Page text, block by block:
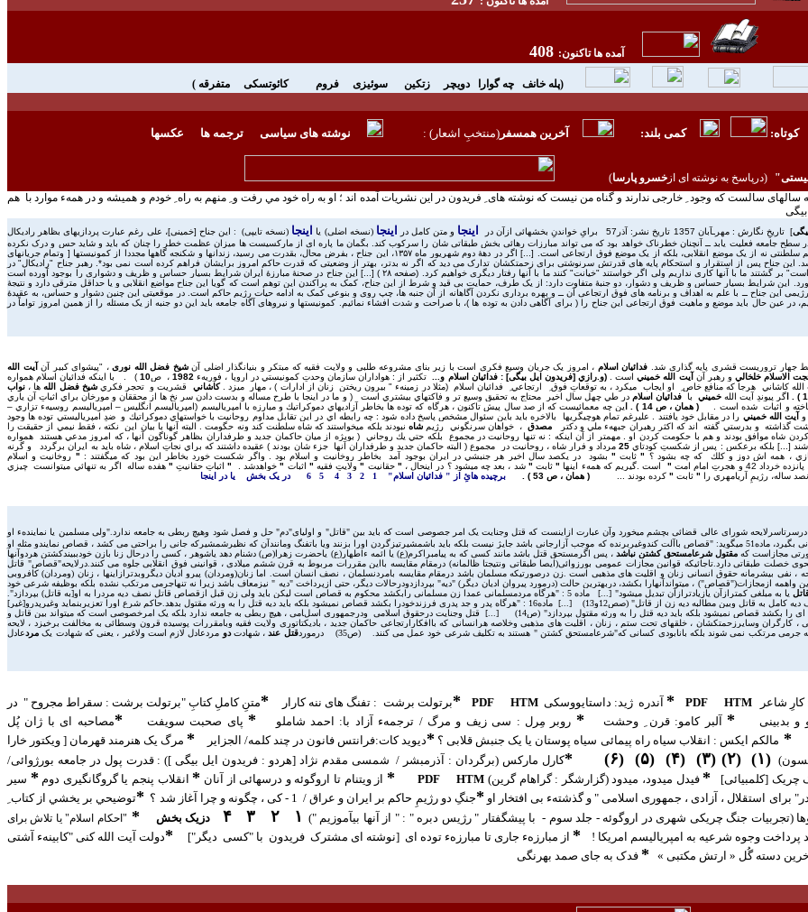
مده ها تاکنون: 408
(پله خانف چه گوارا دويچر زتکين سوئيزی فروم کائوتسکی متفرقه )
کوتاه: کمی بلند: آخرين همسفر (منتخبِ اشعار) : نوشته های سياسی ترجمه ها عکسها
"
(درپاسخ به نوشته ای ازخسرو پارسا)
سالهای سالست که وجود ِ خارجی ندارند و گناه من نیست که نوشته ھای ِ فريدون در اين نشريات آمده اند ؛ او به راه خود مي رفت و ِ منھم به راه ِ خودم و ھمیشه و در ھمهء موارد با هم
]تاريخِ نگارش : مهرـآبان 1357 تاريخ نشر: آذر57 برایِ خواندنِ بخشهائی ازآن در اينجا و متن کامل در اينجا (نسخه اضلی) يا اينجا (نسخه تايپی) : این جناح [خمينی]، علی رغم عبارت پردازیهای بظاهر رادیکال
سطح جامعه فعلیت یابد ــ آنچنان خطرناک خواهد بود که می تواند مبارزات رهائی بخش طبقاتی شان را سرکوب کند. بگمان ما پاره ای از مارکسیست ها میزان عظمت خطر را چنان که باید و شاید حس و درک نکرده
سلطنتی نه از یک موضع انقلابی، بلکه از یک موضع فوق ارتجاعی است.
[...] اگر در دهۀ دوم شهریور ماه ۱۳۵۷، این جناح ، بفرض محال، بقدرت می رسید، زندانها و شکنجه گاهها مجددا از کمونیستها [ وتمامِ جريانهای
جناح پس از استقرار و استحکام پایه های قدرتش سرنوشتی برای زحمتکشان تدارک می دید که اگر نه بدتر، بهتر از وضعیتی که قدرت حاکم امروز برایشان فراهم کرده است نمی بود*. رهبر جناح "رادیکال" در
مصاحبه با بخش فارسی رادیوی بی. بی. سی (در ۱۷ اکتبر ۷۸) اظهار داشت که اگر کمونیستها "براه راست" بر گشتند ما با آنها کاری نداریم ولی اگر خواستند "خیانت" کنند ما با آنها رفتار دیگری خواهیم کرد. (صفحه ۲۸ ) [...] این جناح در صحنۀ مبارزۀ ایران شرایط بسیار حساس و ظریف و دشواری را بوجود آورده است
آورد. این شرایط بسیار حساس و ظریف و دشوار، دو جنبۀ متفاوت دارد: از یک طرف، حمایت بی قید و شرط از این جناح، کمک به پراکندن این توهم است که گویا این جناح مواضع انقلابی و یا حداقل مترقی دارد و نتیجۀ
این جناح ــ با علم به اهداف و برنامه های فوق ارتجاعی آن ــ و بهره برداری نکردن آگاهانه از آن جنبه ها، چپ روی و بنوعی کمک به ادامه حیات رژیم حاکم است. در موقعیتی این چنین دشوار و حساس، به عقیدۀ
حال باید موضع و ماهیت فوق ارتجاعی این جناح را ( برای آگاهی دادن به توده ها )، با صراحت و شدت افشاء نمائیم. کمونیستها و نیروهای آگاه جامعه باید این دو جنبه از یک مسئله را از همین امروز تواماً در
جهار تروريست قشری پايه گذاری شد. فدائيان اسلام ، امروز يک جريان وسيع فکری است با زير بنای مشروعه طلبی و ولايت فقيه که مبتکر و بنيانگذار اضلی آنشيخ فضل الله نوری، "پيشوای کبير آن آيت الله
الاسلام خلخالي و رهبر آن آيت الله خميني است . (و.رازي[فريدون ايل بيگی] : فدائيانِ اسلام و... تكثير از : هوادارانِ سازمانِ وحدتِ كمونيستي در اروپا ، فوريهء ، ص10 ) . با اينكه فدائيانِ اسلام همواره
الله كاشاني هرجا كه منافعِ خاص ِ او ايجاب ميكرد ، به توقعاتِ فوق ِ ارتجاعي ِ فدائيان اسلام (مثلا در زمينهء " بيرون ريختنِ زنان از ادارات ) ، مهار ميزد .كاشاني قشريت و تحجر فكريشيخ فضل الله ها ، نواب
گر پيوندِ آيت الله خميني با فدائيانِ اسلام در طيِ چهل سالِ اخير محتاج به تحقيقِ وسيع تر و فاكتهايِ بيشتري است ( و ما در اينجا با طرحِ مساله و بدست دادنِ سر نخ ها از محققان و مورخان برايِ اثباتِ آن ياري
و اثبات شده است . ( همان ، ص 14 ) .
ين چه معمائيست كه از صد سالِ پيش تاكنون ، هرگاه كه توده ها بخاطرِ آزاديهايِ دموكراتيك و مبارزه با امپرياليسم (امپرياليسمِ انگليس – امپرياليسمِ روسيهء تزاري –
و آيت الله خميني را در مقابلِ خود يافتند . عليرغمِ تمامِ هوچيگريها بالاخره بايد باين سئوال مشخص پاسخ داده شود : چه رابطه اي در اين تقابل مداومِ روحانيت با خواستهايِ دموكراتيك و ضدِ امپرياليستيِ توده ها وجود
گذاشته و بدرستي گفته اند كه اكثرِ رهبرانِ جبههء ملي و دكتر مصدق ، خواهانِ سرنگونيِ رژيمِ شاه نبودند بلكه ميخواستند كه شاه سلطنت كند ونه حگومت . البته آنها با بيانِ اين نكته ، فقط نيمي از حقيقت را
شاه موافق بودند و هم با حكومت كردنِ او . مهمتر از آن اينكه : نه تنها روحانيت در مجموع بلكه حتي يك روحاني
( بويژه از ميانِ حاكمانِ جديد و طرفدارانِ بظاهر گوناگونِ آنها ، كه امروز مدعي هستند همواره
باشند [...] بلكه برعكس : پس از شكستِ كودتايِ 25مرداد و فرار شاه ، روحانيت در مجموع ( البته حاكمانِ جديد و طرفدارانِ آنها جزء شان بودند ) عقيده داشتند كه برايِ نجاتِ اسلام ، شاه بايد به ايران برگردد و گرنه
، همه اش دوز و كلك كه چه بشود ؟ "ثابت " بشود در يكصد سالِ اخير هر جنبشي در ايران بوجود آمد بخاطرِ روخانيت و اسلام بود . واگر شكست خورد بخاطرِ اين بود كه ميگفتند : " روخانيت و اسلام
و هجرتِ امامِ امت " است .گيريم كه همهء اينها "ثابت "شد ، بعد چه ميشود ؟ در اينحال ، " حقانيت "ولايتِ فقيه " اثبات "خواهدشد . "اثباتِ حقانيتِ " هفده ساله اگر به تنهائي ميتوانست چيزي
ساله، رژيمِ آريامهري را " ثابت " كرده بودند ... ( همان ، ص 53 ) . برچيده هائِ از " فدائيان اسلام" 1
2
3
4
5
6 در یک بخش يا در اينجا
شورای عالی قضائی بچشم ميخورد وآن عبارت ازاينست که قتل وجنايت يک امر جصوصی است که بايد بين "قاتل" و اوليای"دم" حل و فصل شود وهيچ ربطی به جامعه ندارد."ولی مسلمين يا نمايندهء او
) برای اينکه چهره عدل اسلامی مخدوش نگرددقصاص سيمای انسانی بگيرد، ماده51 ميگويد: "قصاص باآلت کندوغيربرنده که موجب آزارجانی باشد جايژ نيست بلکه بايد باشمشيرتيزگردن اورا بزنند ويا باتفنگ ومانندآن که نظيرشمشيرکه جانی را براحتی می کشد ، قصاص نمايندو مثله او
مقتول شرعامستحق کشتن نباشد ، پس اگرمستحق قتل باشد مانند کسی که به پيامبراکرم(ع) يا ائمه ءاطهار(ع) ياحضرت زهرا(ص) دشنام دهد ياشوهر ، کسی را درحال زنا بازن خودببيندکشتن هردوآنها
طبقاتی دارد.تاجائيکه قوانين مجازات عمومی بورزوائی(ايصا طبقاتی ونتیجتا ظالمانه) درمقام مقايسه بااين مقررات مربوط به قرن ششم ميلادی ، قوانينی فوق انقلابی جلوه می کنند.درلايحه"قصاص" قاتل
، نفی بيشرمانه حقوق انسانی زنان و اقليت های مذهبی است .زن درصورتيکه مسلمان باشد درمقام مقايسه بامردنسلمان ، نصف انسان است. اما زنان(ومردان) پيرو اديان ديگروبدترازاينها ، زنان (ومردان) کافروبی
ازمجازات("قصاص") ، ميتواندآنهارا بکشد، دربهترين حالت (درمورد پيروان اديان ديگر) "ديه" بپردازدودرحالات ديگر، حتی ازپرداخت "ديه " نيزمعاف باشد زيرا نه تنهاجرمی مرتکب نشده بلکه بوظيفه شرعی خود
يا به مبلغی کمترازآن يازيادترازآن تبديل ميشود" [...] ماده 5 : "هرگاه مردمسلمانی عمدا زن مسلمانی رابکشد محکوم به قصاص است ليکن بايد ولی زن قبل ازقصاص قاتل نصف دیه مردرا به او[به قاتل) بپردازد".
[...] ماده 46 : "هرگاه مردی زنی را بقتل رساند ول [يعنی ورثه]مخيراست بين قصاص ياپرداخت نصف ديه کامل به قاتل وبين مطالبه ديه زن از قاتل" (صص12و13) [...] ماده16 : "هرگاه پدر و جد پدری فرزندخودرا بکشد قصاص نميشود بلکه بايد ديه قتل را به ورثه مقتول بدهد.حاکم شرع اورا تعزيربنمايد وغيرپدرو[غير]
جدپدری [ازجمله مادر و جدمادری] مانند ديگران قصاص ميشوند" (ص13) ماده 18 : "هرگاه عاقل ديوانه ای را بکشد قصاص نميشود بلکه باید ديه قتل را به ورثه مقتول بپردازد" (ص14) [...] قتل وجنايت درحقوق اسلامی ودرجمهوری اسلامی ، هيچ ربطی به جامعه ندارد بلکه يک امرخصوصی است که ميتواند بين قاتل و
وسايرزحمتکشان ، خلقهای تحت ستم ، زنان ، اقليت های مذهبی وخلاصه هرانسانی که باافکارارتجاعی حاکمان جديد ، باديکتاتوری ولايت فقيه وبامقررات پوسيده قرون وسطائی به مخالفت برخيزد ، لايحه
جرمی مرتکب نمی شوند بلکه بانابودی کسانی که"شرعامستحق کشتن " هستند به تکليف شرعی خود عمل می کنند. (ص35) درمورد
قتل عند، شهادتدو مردعادل لازم است ولاغير ، يعنی که شهادت يک مردعادل
کارِ شاعر PDF HTM
* آندره ژيد: داستايووسکی PDF HTM
*برتولت برشت : تفنگ های ننه کارار *متنِ کاملِ کتابِ "برتولت برشت : سقراط مجروح " در
و بدبينی * آلبر کامو:قرن ِ وحشت * روبر مِرل : سی زيف و مرگ / ترجمهء آزاد با: احمد شاملو * پای صحبت سویفت *مصاحبه ای با ژان پُل
* مالکم ایکس : انقلاب سياه راه پيمائی سياه پوستان يا يک جنبش قلابی ؟ *ديويد کات:فرانتس فانون در چند کلمه/ الجزاير * مرگ يک هنرمند قهرمان [ ويکتور خارا
(۱)
(۲)
(۳)
(۴)
(۵)
(۶)
*کارل مارکس (برگردان : آذرمبشر / شمسی مقدم نژاد [هردو : فريدون ايل بيگی ]) : قدرت پول در جامعه بورژوائی/
چريک [کلمبيائی] * فیدل میدود، میدود (گزارشگر : گراهام گرین) PDF HTM
* از ويتنام تا اروگوئه و درسهائی از آنان * انقلاب پنجم يا گروگانگيری دوم * سير
برای استقلال ، آزادی ، جمهوری اسلامی " و گذشتهء بی افتخار او *جنگِ دو رژيمِ حاکم بر ايران و عراق / 1 - کی ، چگونه و چرا آغاز شد ؟ *توضيحي بر يخشي از کتاب ِ
(تجربيات جنگ چريکی شهری در اروگوئه - جلد سوم - با پيشگفتار " رژيس دبره " : " از آنها بيآموزيم ") ۱ ۲ ۳ ۴ دزيک بخش *"احکام اسلام"يا تلاش برای
وجوه شرعيه به امپرياليسم امريکا ! * از مبارزهء جاری تا مبارزهء توده ای [نوشته ای مشترک فريدون با "کسی ديگر"] *دولت آيت الله کنی "کابينهء آشتی
دسته گُل « ارتش مکتبی » * فدک به جای صمد بهرنگی